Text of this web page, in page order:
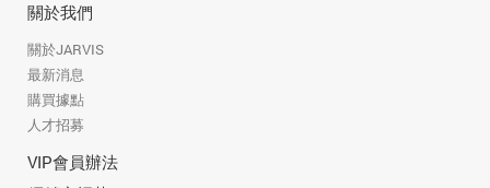
關於我們
關於JARVIS
最新消息
購買據點
人才招募
VIP會員辦法